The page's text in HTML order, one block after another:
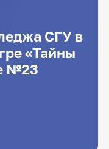
СГУ в
«Тайны
№23